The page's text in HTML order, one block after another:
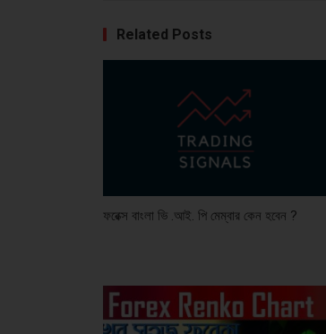
Related Posts
ফরেক্স বাংলা ভি .আই. পি মেম্বার কেন হবেন ?